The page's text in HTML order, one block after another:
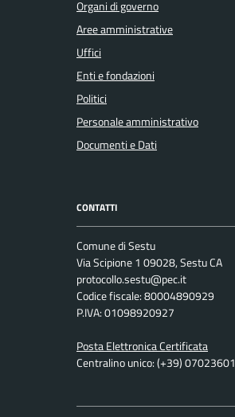
Organi di governo
Aree amministrative
Uffici
Enti e fondazioni
Politici
Personale amministrativo
Documenti e Dati
CONTATTI
Comune di Sestu
Via Scipione 1 09028, Sestu CA
protocollo.sestu@pec.it
Codice fiscale: 80004890929
P.IVA: 01098920927
Posta Elettronica Certificata
Centralino unico: (+39) 07023601